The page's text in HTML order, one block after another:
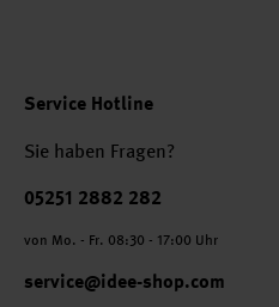
Service Hotline
Sie haben Fragen?
Telefonnummer
05251 2882 282
von Mo. - Fr. 08:30 - 17:00 Uhr
service@idee-shop.com